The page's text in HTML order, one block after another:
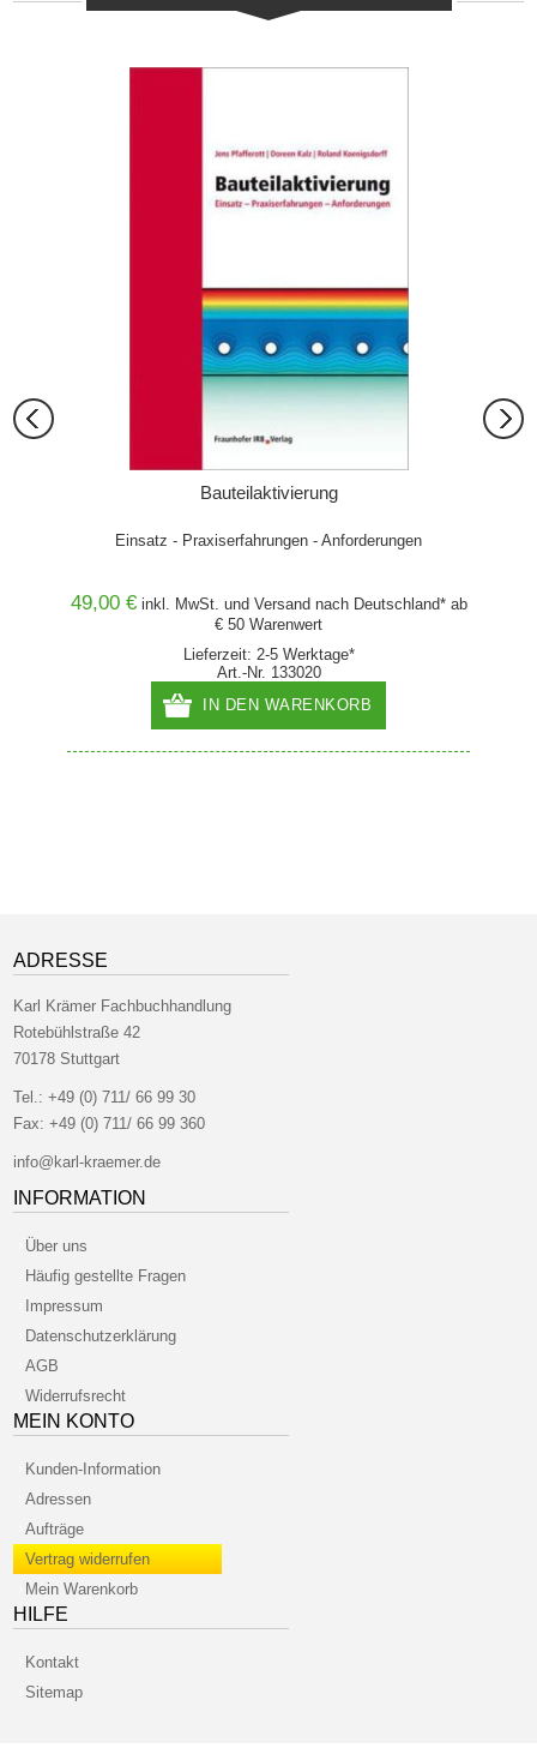
Bauteilaktivierung
Einsatz - Praxiserfahrungen - Anforderungen
49,00 € inkl. MwSt. und Versandnach Deutschland* ab
€ 50 Warenwert
Lieferzeit: 2-5 Werktage*
Art.-Nr. 133020
IN DEN WARENKORB
ADRESSE
Karl Krämer Fachbuchhandlung
Rotebühlstraße 42
70178 Stuttgart
Tel.:+49 (0) 711/ 66 99 30
Fax: +49 (0) 711/ 66 99 360
info@karl-kraemer.de
INFORMATION
Über uns
Häufig gestellte Fragen
Impressum
Datenschutzerklärung
AGB
Widerrufsrecht
MEIN KONTO
Kunden-Information
Adressen
Aufträge
Vertrag widerrufen
Mein Warenkorb
HILFE
Kontakt
Sitemap